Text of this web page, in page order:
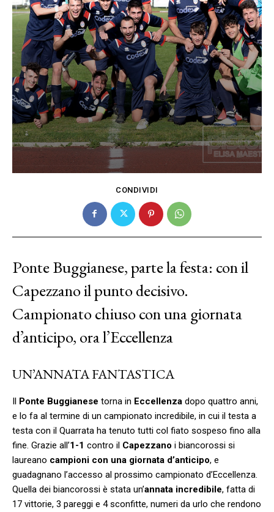
CONDIVIDI
Ponte Buggianese, parte la festa: con il
Capezzano il punto decisivo.
Campionato chiuso con una giornata
d’anticipo, ora l’Eccellenza
UN’ANNATA FANTASTICA
Il Ponte Buggianese torna in Eccellenza dopo quattro anni,
e lo fa al termine di un campionato incredibile, in cui il testa a
testa con il Quarrata ha tenuto tutti col fiato sospeso fino alla
fine. Grazie all’1-1 contro il Capezzano i biancorossi si
laureano campioni con una giornata d’anticipo, e
guadagnano l’accesso al prossimo campionato d’Eccellenza.
Quella dei biancorossi è stata un’annata incredibile, fatta di
17 vittorie, 3 pareggi e 4 sconfitte, numeri da urlo che rendono